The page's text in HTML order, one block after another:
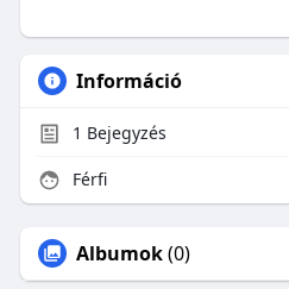
Információ
1 Bejegyzés
Férfi
Albumok(0)